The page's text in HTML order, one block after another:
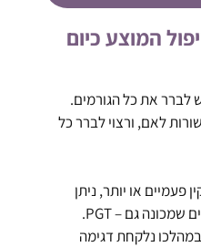
המוצע כיום
לברר את כל הגורמים.
לאם, ורצוי לברר כל
או יותר, ניתן
לטפל בזה במסגרת סינון גנטי מקדים שמכונה גם – PGT.
נלקחת דגימה